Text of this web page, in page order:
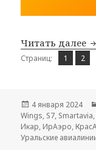
Читать далее
Страниц: Страница
1 ,
2
Опубликовано
4 января 2024
Wings, S7, Smartavia,
Икар, ИрАэро,
Уральские